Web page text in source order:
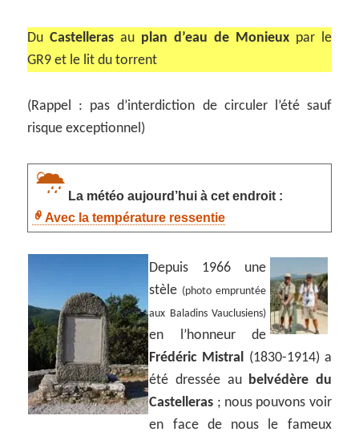
DuCastelleras au plan d’eau de Monieuxpar le
GR9 et le lit du torrent
(Rappel : pas d’interdiction de circuler l’été sauf
risque exceptionnel)
La météo aujourd’hui à cet endroit :
Avec la température ressentie
Depuis 1966 une
stèle (photo empruntée
aux Baladins Vauclusiens)
en l’honneur de
Frédéric Mistral
(1830-1914) a
été dressée au belvédère du
Castelleras ; nous pouvons voir
en face de nous le fameux